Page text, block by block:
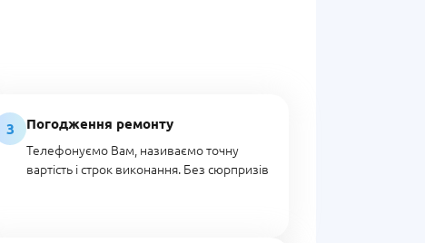
3
Погодження ремонту
Телефонуємо Вам, називаємо точну
вартість і строк виконання. Без сюрпризів